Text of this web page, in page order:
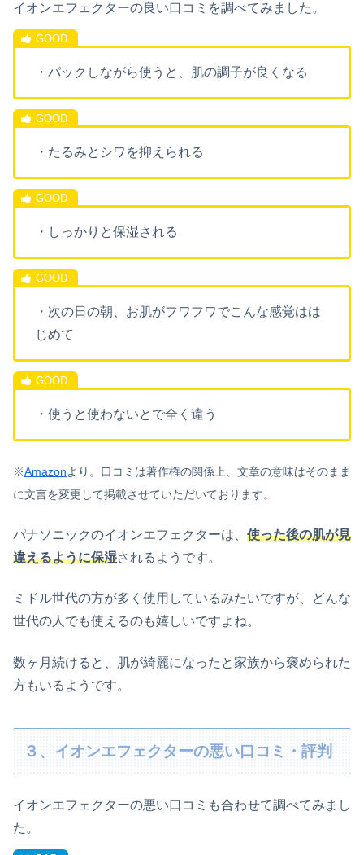
イオンエフェクターの良い口コミを調べてみました。
・パックしながら使うと、肌の調子が良くなる
・たるみとシワを抑えられる
・しっかりと保湿される
・次の日の朝、お肌がフワフワでこんな感覚はは
じめて
・使うと使わないとで全く違う
※Amazonより。口コミは著作権の関係上、文章の意味はそのまま
に文言を変更して掲載させていただいております。
パナソニックのイオンエフェクターは、 使った後の肌が見
違えるように保湿されるようです。
ミドル世代の方が多く使用しているみたいですが、どんな
世代の人でも使えるのも嬉しいですよね。
数ヶ月続けると、肌が綺麗になったと家族から褒められた
方もいるようです。
３、イオンエフェクターの悪い口コミ・評判
イオンエフェクターの悪い口コミも合わせて調べてみまし
た。